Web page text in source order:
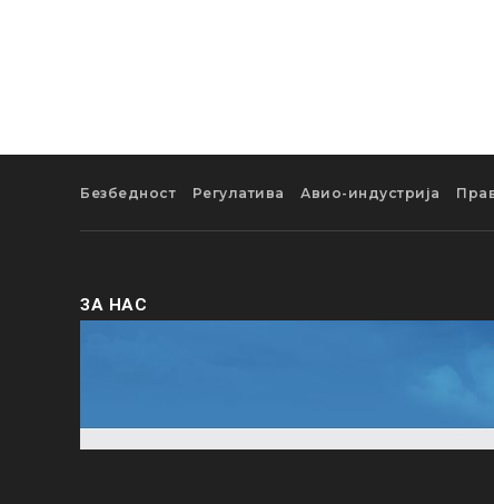
Безбедност Регулатива Авио-индустрија
ЗА НАС